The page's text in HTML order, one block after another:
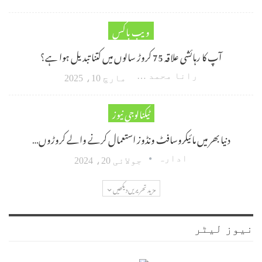
ویب باکس
آپ کا رہائشی علاقہ 75 کروڑ سالوں میں کتنا تبدیل ہوا ہے؟
رانا محمد امین اکبر مارچ 10، 2025
ٹیکنالوجی نیوز
دنیا بھر میں مائیکروسافٹ ونڈوز استعمال کرنے والے کروڑوں…
ادارہ جولائی 20، 2024
مزید تحریریں دیکھیں
نیوز لیٹر